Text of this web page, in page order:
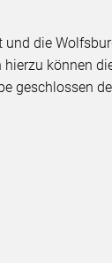
die
können
geschlossen